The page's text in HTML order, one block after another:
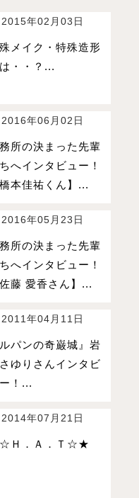
2015年02月03日
メイク・特殊造形
・・？...
2016年06月02日
所の決まった先輩
へインタビュー！
橋本佳祐くん】...
2016年05月23日
所の決まった先輩
へインタビュー！
佐藤 愛香さん】...
2011年04月11日
ルパンの奇巌城』岩
ゆりさんインタビ
！...
2014年07月21日
Ｈ．Ａ．Ｔ☆★